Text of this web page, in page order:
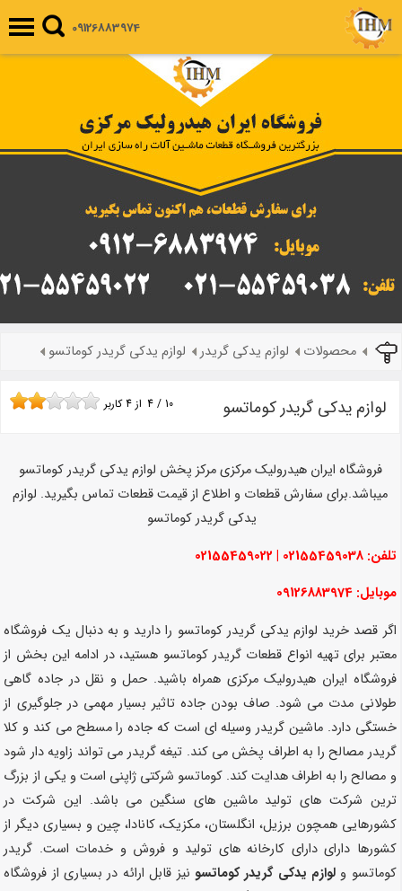
09126883974
محصولات لوازم یدکی گریدر لوازم یدکی گریدر کوماتسو
لوازم یدکی گریدر کوماتسو 4 / 10 از 4کاربر
فروشگاه ایران هیدرولیک مرکزی مرکز پخش لوازم یدکی گریدر کوماتسو
میباشد.برای سفارش قطعات و اطلاع از قیمت قطعات تماس بگیرید. لوازم
یدکی گریدر کوماتسو
تلفن: 02155459038 | 02155459022
موبایل: 09126883974
اگر قصد خرید لوازم یدکی گریدر کوماتسو را دارید و به دنبال یک فروشگاه
معتبر برای تهیه انواع قطعات گریدر کوماتسو هستید، در ادامه این بخش از
فروشگاه ایران هیدرولیک مرکزی همراه باشید. حمل و نقل در جاده گاهی
طولانی مدت می شود. صاف بودن جاده تاثیر بسیار مهمی در جلوگیری از
خستگی دارد. ماشین گریدر وسیله ای است که جاده را مسطح می کند و کلا
گریدر مصالح را به اطراف پخش می کند. تیغه گریدر می تواند زاویه دار شود
و مصالح را به اطراف هدایت کند. کوماتسو شرکتی ژاپنی است و یکی از بزرگ
ترین شرکت های تولید ماشین های سنگین می باشد. این شرکت در
کشورهایی همچون برزیل، انگلستان، مکزیک، کانادا، چین و بسیاری دیگر از
کشورها دارای دارای کارخانه های تولید و فروش و خدمات است. گریدر
کوماتسو ولوازم یدکی گریدر کوماتسو نیز قابل ارائه در بسیاری از فروشگاه